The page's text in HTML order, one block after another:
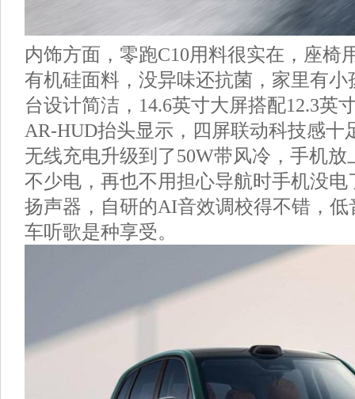
内饰方面，零跑C10用料很实在，座椅
有机硅面料，没异味还抗菌，家里有
台设计简洁，14.6英寸大屏搭配12.3英
AR-HUD抬头显示，四屏联动科技感十
无线充电升级到了50W带风冷，手机
不少电，再也不用担心导航时手机没电
扬声器，自研的AI音效调校得不错，
车听歌是种享受。